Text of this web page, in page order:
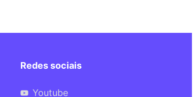
Redes sociais
Youtube